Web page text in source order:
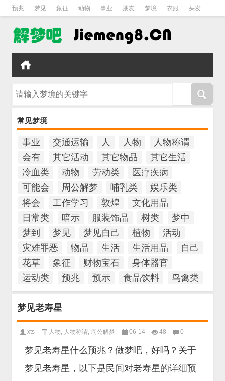
预兆 梦见 象征 动物 事业 朋友 梦境 衣服 头发
常见梦境
事业 交通运输 人 人物
人物称谓
会有
其它活动 其它物品
其它生活
冷血类
动物 劳动类
医疗疾病
可能会
周公解梦 哺乳类
娱乐类
将会
工作学习 敦煌
文化用品
日常类
暗示 服装饰品 树类
梦中
梦到
梦见 梦见自己 植物
活动
灾难罪恶
物品 生活 生活用品
自己
花草
象征 财物宝石
身体器官
运动类
预兆 预示 食品饮料 鸟禽类
梦见老寿星
xts 人物, 人物称谓, 周公解梦 06-14 48 0
梦见老寿星什么预兆？做梦吧，好吗？关于
梦见老寿星，以下是民间对老寿星的详细预